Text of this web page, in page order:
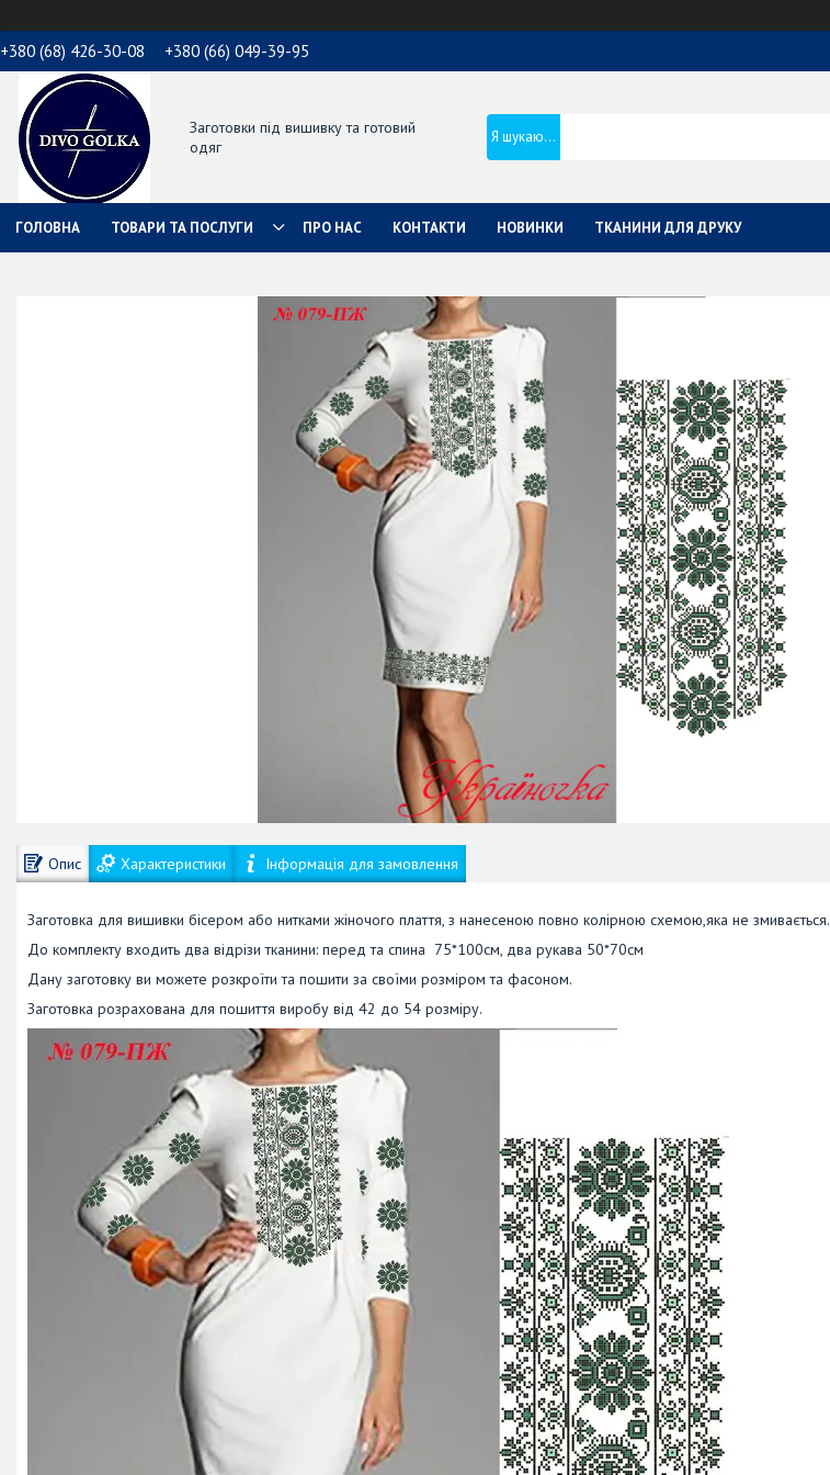
+380 (68) 426-30-08 +380 (66) 049-39-95
Заготовки під вишивку та готовий
одяг
ГОЛОВНА ТОВАРИ ТА ПОСЛУГИ ПРО НАС КОНТАКТИ НОВИНКИ ТКАНИНИ ДЛЯ ДРУКУ
Опис Характеристики Інформація для замовлення
Заготовка для вишивки бісером або нитками жіночого плаття, з нанесеною повно колірною схемою,яка не змивається.
До комплекту входить два відрізи тканини: перед та спина 75*100см, два рукава 50*70см
Дану заготовку ви можете розкроїти та пошити за своїми розміром та фасоном.
Заготовка розрахована для пошиття виробу від 42 до 54 розміру.